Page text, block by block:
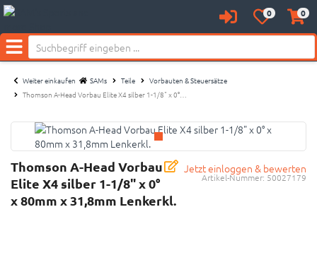
AnmeldenMerkzettel
aufklappen
0 0
Menü
Weiter einkaufen SAMs Teile
Vorbauten & Steuersätze
Thomson A-Head Vorbau Elite X4 silber 1-1/8" x 0°…
Jetzt einloggen & bewerten
Artikel-Nummer: 50027179
Thomson A-Head Vorbau
Elite X4 silber 1-1/8" x 0°
x 80mm x 31,8mm Lenkerkl.